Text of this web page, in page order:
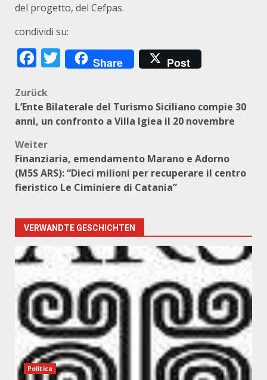
del progetto, del Cefpas.
condividi su:
Facebook
Twitter
Share Post
Beitragsnavigation
Zurück
L’Ente Bilaterale del Turismo Siciliano compie 30
anni, un confronto a Villa Igiea il 20 novembre
Weiter
Finanziaria, emendamento Marano e Adorno
(M5S ARS): “Dieci milioni per recuperare il centro
fieristico Le Ciminiere di Catania”
VERWANDTE GESCHICHTEN
Politica